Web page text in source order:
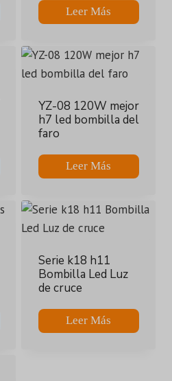
Leer Más
YZ-08 120W mejor
h7 led bombilla del
faro
Leer Más
Serie k18 h11
Bombilla Led Luz
de cruce
Leer Más